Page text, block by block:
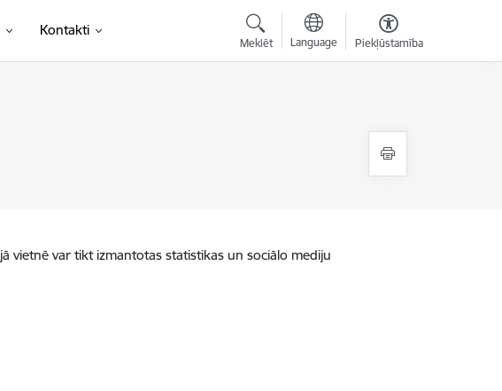
Kontakti
Meklēt Language Piekļūstamība
vietnē var tikt izmantotas statistikas un sociālo mediju